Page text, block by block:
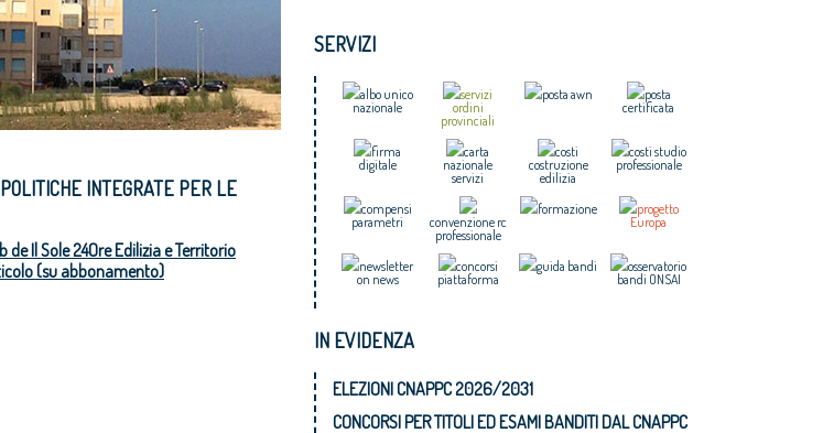
INTEGRATE PER LE
Il Sole 24Ore Edilizia e Territorio
(su abbonamento)
SERVIZI
albo unico
nazionale
servizi
ordini
provinciali
posta awn
posta
certificata
firma
digitale
carta
nazionale
servizi
costi
costruzione
edilizia
costi studio
professionale
compensi
parametri
convenzione rc
professionale
formazione
progetto
Europa
newsletter
on news
concorsi
piattaforma
guida bandi
osservatorio
bandi ONSAI
IN EVIDENZA
ELEZIONI CNAPPC 2026/2031
CONCORSI PER TITOLI ED ESAMI BANDITI DAL CNAPPC